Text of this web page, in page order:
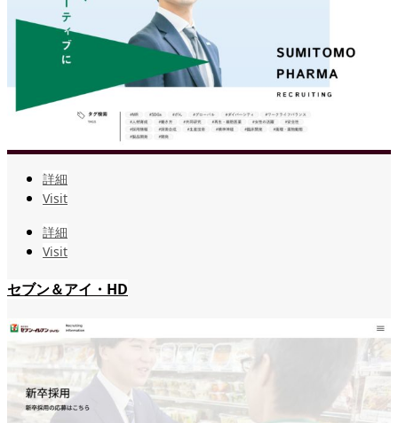
詳細
Visit
詳細
Visit
セブン＆アイ・HD